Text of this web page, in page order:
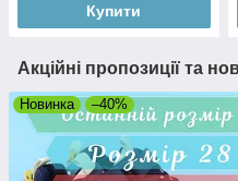
Купити
Акційні пропозиції та
Новинка –40%